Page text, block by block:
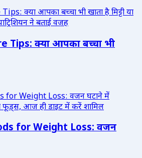
Tips: क्या आपका बच्चा भी
for Weight Loss: वजन